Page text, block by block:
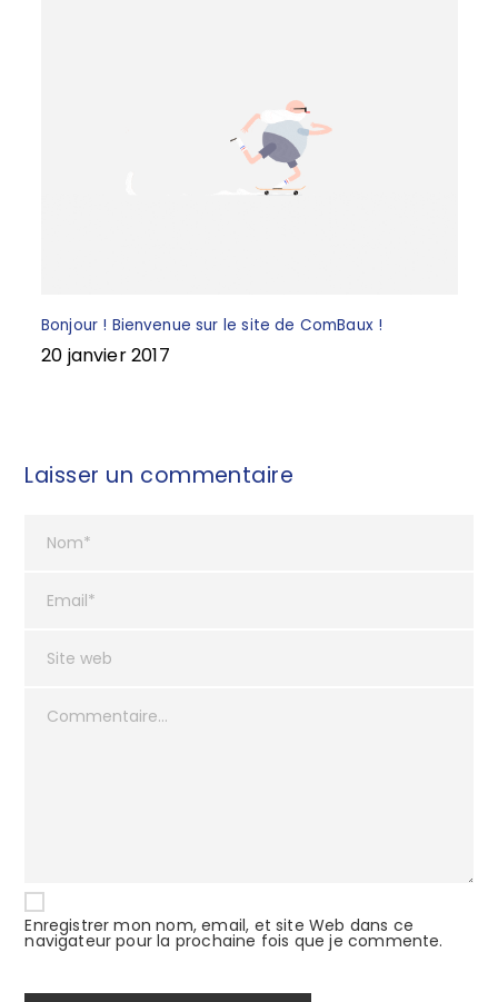
Bonjour ! Bienvenue sur le site de ComBaux !
20 janvier 2017
Laisser un commentaire
Enregistrer mon nom, email, et site Web dans ce
navigateur pour la prochaine fois que je commente.